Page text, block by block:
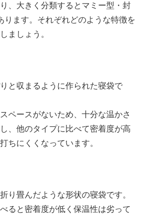
、大きく分類するとマミー型・封
ります。それぞれどのような特徴を
ましょう。
と収まるように作られた寝袋で
ペースがないため、十分な温かさ
、他のタイプに比べて密着度が高
ちにくくなっています。
り畳んだような形状の寝袋です。
ると密着度が低く保温性は劣って